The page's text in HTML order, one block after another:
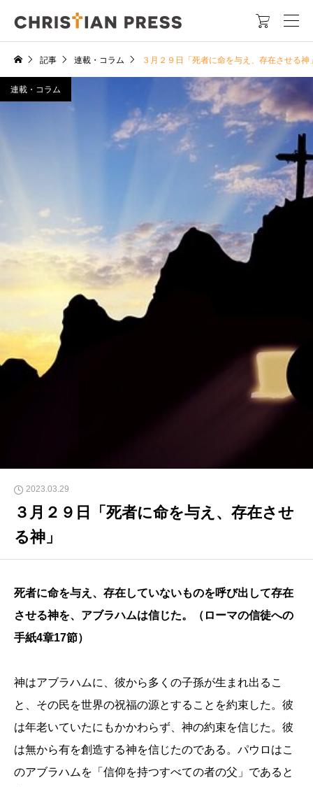

記事 連載・コラム ３月２９日「死者に命を与え、存在させる神
連載・コラム
2023.03.29
３月２９日「死者に命を与え、存在させ
る神」
死者に命を与え、存在していないものを呼び出して存在
させる神を、アブラハムは信じた。（ローマの信徒への
手紙4章17節）
神はアブラハムに、彼から多くの子孫が生まれ出るこ
と、その民を世界の祝福の源とすることを約束した。彼
は年老いていたにもかかわらず、神の約束を信じた。彼
は無から有を創造する神を信じたのである。パウロはこ
のアブラハムを「信仰を持つすべての者の父」であると